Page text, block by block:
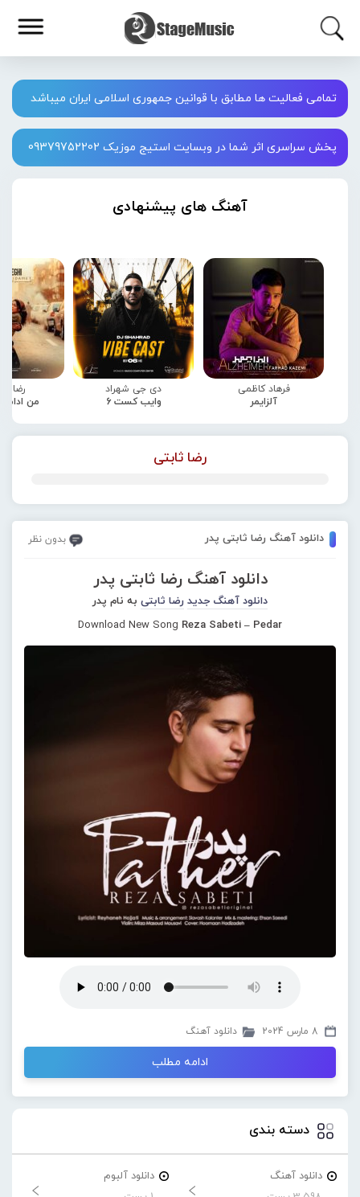
تمامی فعالیت ها مطابق با قوانین جمهوری اسلامی ایران میباشد
پخش سراسری اثر شما در وبسایت استیج موزیک 09379752202
آهنگ های پیشنهادی
فرهاد کاظمی
آلزایمر
دی جی شهراد
وایب کست 6
رضا
من
رضا ثابتی
دانلود آهنگ رضا ثابتی پدر بدون نظر
دانلود آهنگ رضا ثابتی پدر
دانلود آهنگ جدید رضا ثابتی به نام پدر
Download New Song Reza Sabeti – Pedar
8 مارس 2024 دانلود آهنگ
ادامه مطلب
دسته بندی
دانلود آهنگ
دانلود آلبوم